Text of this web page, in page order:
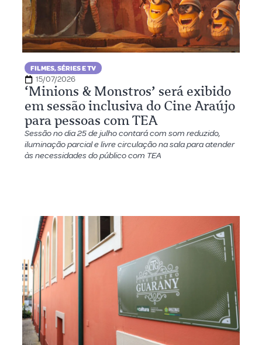
FILMES, SÉRIES E TV
15/07/2026
‘Minions & Monstros’ será exibido
em sessão inclusiva do Cine Araújo
para pessoas com TEA
Sessão no dia 25 de julho contará com som reduzido,
iluminação parcial e livre circulação na sala para atender
às necessidades do público com TEA